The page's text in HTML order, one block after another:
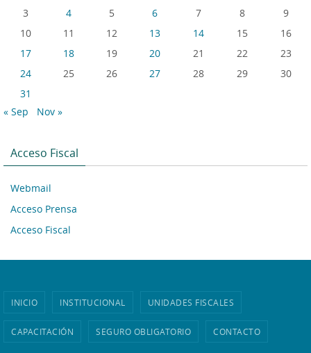
3
4 5 6 7 8
9
10
11 12 13 14 15
16
17
18 19 20 21 22
23
24
25 26 27 28 29
30
31
« Sep
Nov »
Acceso Fiscal
Webmail
Acceso Prensa
Acceso Fiscal
INICIO INSTITUCIONAL UNIDADES FISCALES
CAPACITACIÓN SEGURO OBLIGATORIO CONTACTO